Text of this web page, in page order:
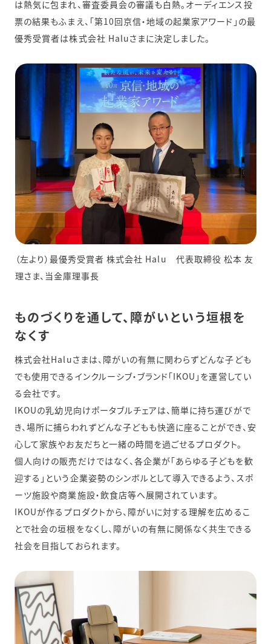
は熱気に包まれ、審査委員会の審議も白熱。オーディエンス投
票の結果もふまえ、「第10回京信・地域の起業家アワード」の最
優秀受賞者は株式会社 Haluさまに決定しました。
（左より）最優秀受賞者 株式会社 Halu 代表取締役 松本 友
理さま、当金庫理事長
ものづくりを通して、障がいという垣根を
なくす
株式会社Haluさまは、障がいの有無に関わらずどんな子ども
でも使用できるインクルーシブ・ブランド「IKOU」を運営してい
る会社です。
IKOUの乳幼児向けポータブルチェアは、簡単に持ち運びがで
き、場所に捕らわれずどんな子どもも快適に座ることができ、安
心して家族やお友だちと一緒の時間を過ごせるプロダクト。
個人向けの販売だけではなく、各企業が「あらゆる子どもを歓
迎する」という企業姿勢のシンボルとして導入できるよう、スポ
ーツ施設や商業施設・飲食店等へ展開されています。
IKOUが作るプロダクトから、障がいに対する理解を広めるこ
とで社会の垣根をなくし、障がいの有無に関係なく共生できる
社会を目指しておられます。